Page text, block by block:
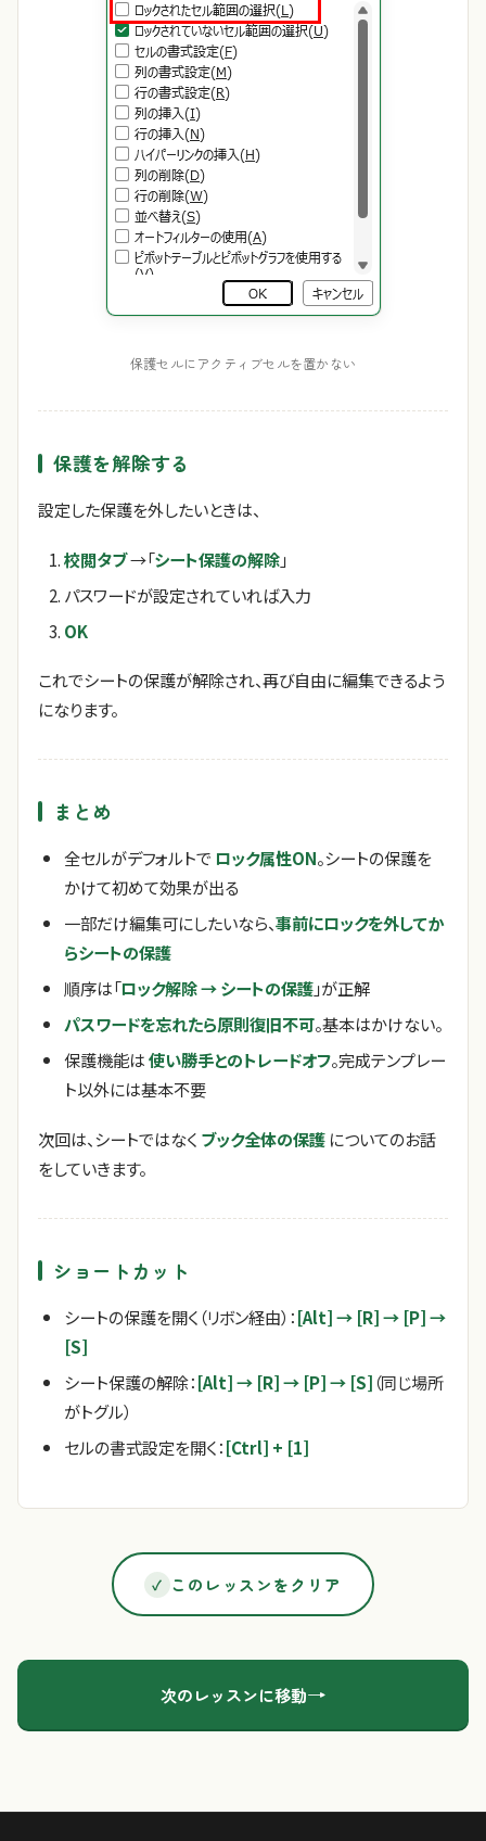
保護セルにアクティブセルを置かない
保護を解除する
設定した保護を外したいときは、
校閲タブ→「シート保護の解除」
パスワードが設定されていれば入力
OK
これでシートの保護が解除され、再び自由に編集できるよう
になります。
まとめ
全セルがデフォルトで ロック属性ON。シートの保護を
かけて初めて効果が出る
一部だけ編集可にしたいなら、事前にロックを外してか
らシートの保護
順序は「ロック解除 → シートの保護」が正解
パスワードを忘れたら原則復旧不可。基本はかけない。
保護機能は使い勝手とのトレードオフ。完成テンプレー
ト以外には基本不要
次回は、シートではなく ブック全体の保護 についてのお話
をしていきます。
ショートカット
シートの保護を開く（リボン経由）：[Alt] → [R] → [P] →
[S]
シート保護の解除：[Alt] → [R] → [P] → [S] （同じ場所
がトグル）
セルの書式設定を開く：[Ctrl] + [1]
✓ このレッスンをクリア
→